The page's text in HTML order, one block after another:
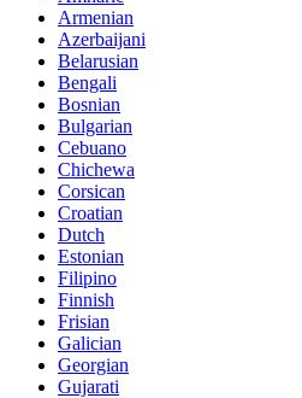
Armenian
Azerbaijani
Belarusian
Bengali
Bosnian
Bulgarian
Cebuano
Chichewa
Corsican
Croatian
Dutch
Estonian
Filipino
Finnish
Frisian
Galician
Georgian
Gujarati